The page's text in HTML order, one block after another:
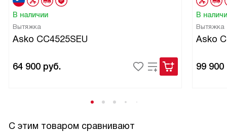
В наличии
Вытяжка
Asko CC4525SEU
64 900 руб.
В
Вытяжка
Asko
99 900
С этим товаром сравнивают